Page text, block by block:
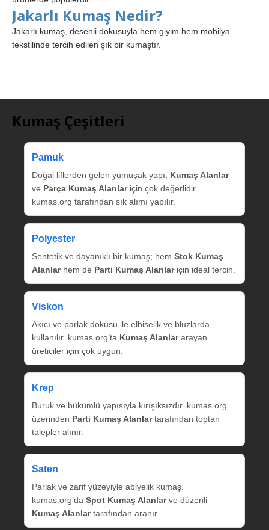
Jakarlı Kumaş Nedir?
Jakarlı kumaş, desenli dokusuyla hem giyim hem mobilya
tekstilinde tercih edilen şık bir kumaştır.
Kumaş Çeşitleri
Pamuk
Doğal liflerden gelen yumuşak yapı, Kumaş Alanlar
ve Parça Kumaş Alanlariçin çok değerlidir.
kumas.org tarafından sık alımı yapılır.
Polyester
Sentetik ve dayanıklı bir kumaş; hem Stok Kumaş
Alanlarhem de Parti Kumaş Alanlariçin ideal tercih.
Viskon
Akıcı ve parlak dokusu ile elbiselik ve bluzlarda
kullanılır. kumas.org’ta Kumaş Alanlararayan
üreticiler için çok uygun.
Krep
Buruk ve bükümlü yapısıyla kırışıksızdır. kumas.org
üzerinden Parti Kumaş Alanlartarafından toptan
talepler alınır.
Saten
Parlak ve zarif yüzeyiyle abiyelik kumaş.
kumas.org’da Spot Kumaş Alanlarve düzenli
Kumaş Alanlartarafından aranır.